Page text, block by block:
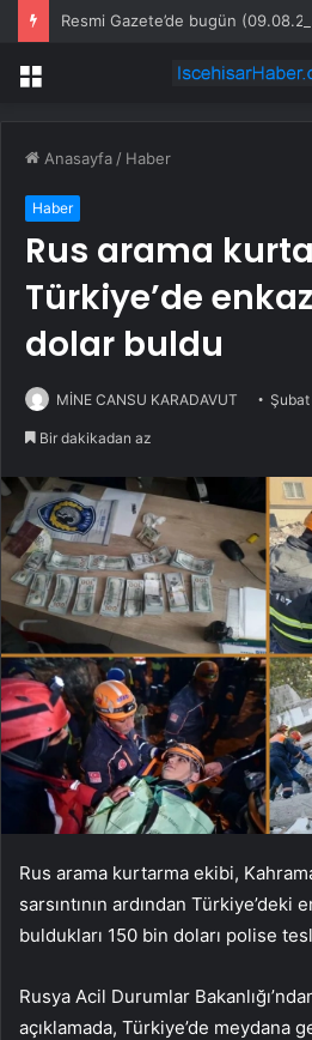
Resmi Gazete’de bugün
Menü
Anasayfa / Haber
Haber
Rus arama
Türkiye’de
dolar buldu
MİNE CANSU KARADAVUT
Bir dakikadan az
Rus arama kurtarma ekibi,
sarsıntının ardından Türkiye’deki
buldukları 150 bin doları polise
Rusya Acil Durumlar
açıklamada, Türkiye’de meydana